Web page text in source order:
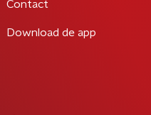
Contact
Download de app